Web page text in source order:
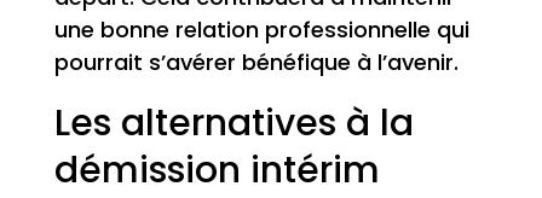
une bonne relation professionnelle qui
pourrait s’avérer bénéfique à l’avenir.
Les alternatives à la
démission intérim